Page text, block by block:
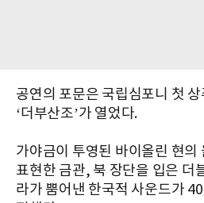
공연의 포문은 국립심포니 첫
‘더부산조’가 열었다.
가야금이 투영된 바이올린 현의
표현한 금관, 북 장단을 입은 더
라가 뿜어낸 한국적 사운드가